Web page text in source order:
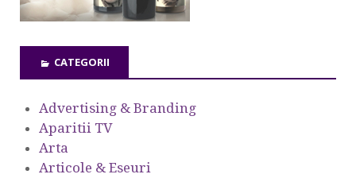
CATEGORII
Advertising & Branding
Aparitii TV
Arta
Articole & Eseuri